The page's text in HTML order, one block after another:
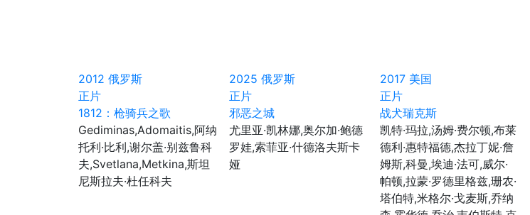
2012 俄罗斯
正片
1812：枪骑兵之歌
Gediminas,Adomaitis,阿纳
托利·比利,谢尔盖·别兹鲁科
夫,Svetlana,Metkina,斯坦
尼斯拉夫·杜任科夫
2025 俄罗斯
正片
邪恶之城
尤里亚·凯林娜,奥尔加·鲍德
罗娃,索菲亚·什德洛夫斯卡
娅
2017 美国
正片
战犬瑞克斯
凯特·玛拉,汤姆·费尔顿,布莱
德利·惠特福德,杰拉丁妮·詹
姆斯,科曼,埃迪·法可,威尔·
帕顿,拉蒙·罗德里格兹,珊农·
塔伯特,米格尔·戈麦斯,乔纳